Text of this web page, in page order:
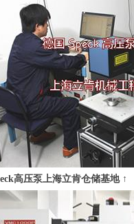
高压泵上海立肯仓储基地 ↑